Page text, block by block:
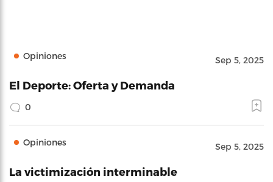
Opiniones Sep 5, 2025
El Deporte: Oferta y Demanda
0
Opiniones Sep 5, 2025
La victimización interminable